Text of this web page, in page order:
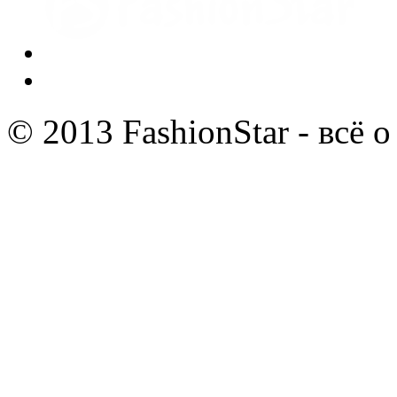
© 2013 FashionStar - всё